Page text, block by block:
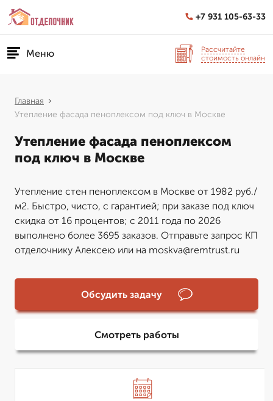
+7 931 105-63-33
Меню
Рассчитайте
стоимость онлайн
Главная
Утепление фасада пеноплексом под ключ в Москве
Утепление фасада пеноплексом
под ключ в Москве
Утепление стен пеноплексом в Москве от 1982 руб./
м2. Быстро, чисто, с гарантией; при заказе под ключ
скидка от 16 процентов; с 2011 года по 2026
выполнено более 3695 заказов. Отправьте запрос КП
отделочнику Алексею или на moskva@remtrust.ru
Обсудить задачу
Смотреть работы